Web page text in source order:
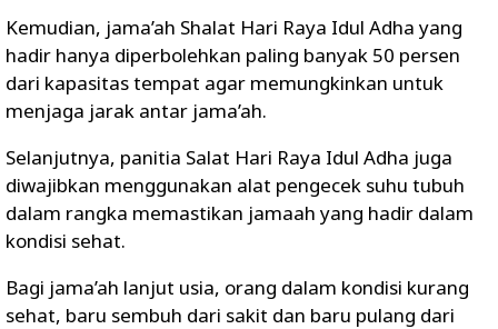
Kemudian, jama’ah Shalat Hari Raya Idul Adha yang
hadir hanya diperbolehkan paling banyak 50 persen
dari kapasitas tempat agar memungkinkan untuk
menjaga jarak antar jama’ah.
Selanjutnya, panitia Salat Hari Raya Idul Adha juga
diwajibkan menggunakan alat pengecek suhu tubuh
dalam rangka memastikan jamaah yang hadir dalam
kondisi sehat.
Bagi jama’ah lanjut usia, orang dalam kondisi kurang
sehat, baru sembuh dari sakit dan baru pulang dari